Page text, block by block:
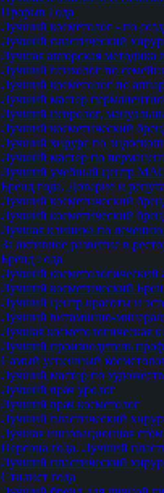
Прорыв Года
Лучший косметолог - по
Лучший пластический
Лучшая авторская методика
Лучший психолог по
Лучший косметолог по
Лучший мастер
Лучший невролог,
Лучший косметический
Лучший хирург по
Лучший мастер по
Лучший учебный центр
Бренд года. Доверие и
Лучший косметический
Лучший косметический
Лучшая клиника по лечению
За активное развитие в
Бренд Года
Лучший косметологический
Лучший косметический
Лучший центр красоты и
Лучший витаминно-
Лучшая косметологическая
Лучший производитель
Самый успешный
Лучший мастер по
Лучший врач уролог
Лучший врач косметолог
Лучший пластический
Лучшая инновационная
Персона года. Лучший
Лучший пластический
Стилист года